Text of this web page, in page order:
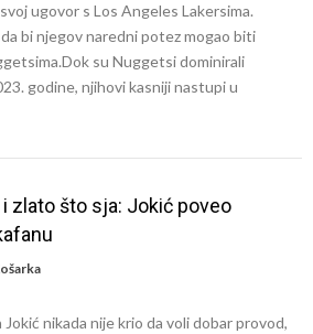
ugovor s Los Angeles Lakersima.
bi njegov naredni potez mogao biti
su Nuggetsi dominirali
godine, njihovi kasniji nastupi u
zlato što sja: Jokić poveo
Jokić nikada nije krio da voli dobar provod,